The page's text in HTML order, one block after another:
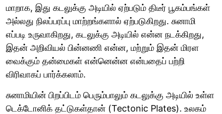
மாறாக, இது கடலுக்கு அடியில் ஏற்படும் திடீர் பூகம்பங்கள்
அல்லது நிலப்பரப்பு மாற்றங்களால் ஏற்படுகிறது. சுனாமி
எப்படி உருவாகிறது, கடலுக்கு அடியில் என்ன நடக்கிறது,
இதன் அறிவியல் பின்னணி என்ன, மற்றும் இதன் மிரள
வைக்கும் தன்மைகள் என்னென்ன என்பதைப் பற்றி
விரிவாகப் பார்க்கலாம்.
சுனாமியின் பிறப்பிடம் பெரும்பாலும் கடலுக்கு அடியில் உள்ள
டெக்டோனிக் தட்டுகள்தான் (Tectonic Plates). உலகம்